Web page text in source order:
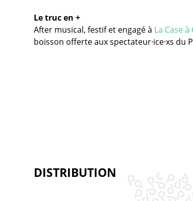
Le truc en +
After musical, festif et engagé à La Case à
boisson offerte aux spectateur·ice·xs du
DISTRIBUTION